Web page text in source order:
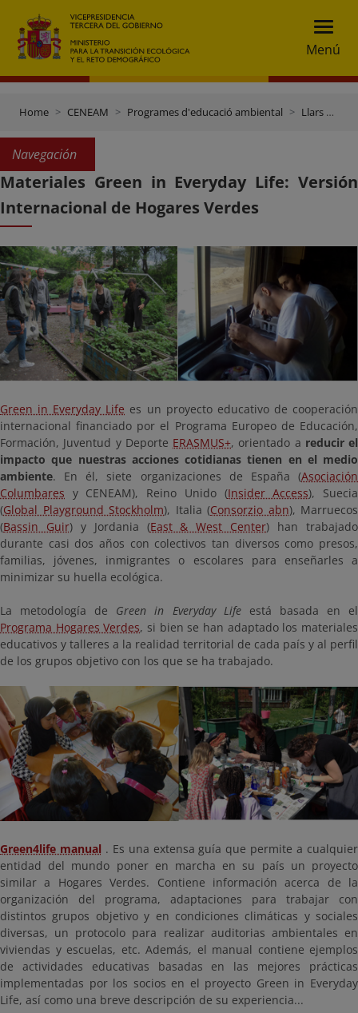
Menú
Home CENEAM Programes d'educació ambiental Llars verdes
Navegación
Materiales Green in Everyday Life: Versión
Internacional de Hogares Verdes
Green in Everyday Life es un proyecto educativo de cooperación
internacional financiado por el Programa Europeo de Educación,
Formación, Juventud y Deporte ERASMUS+, orientado a reducir el
impacto que nuestras acciones cotidianas tienen en el medio
ambiente. En él, siete organizaciones de España (Asociación
Columbares y CENEAM), Reino Unido (Insider Access), Suecia
(Global Playground Stockholm), Italia (Consorzio abn), Marruecos
(Bassin Guir) y Jordania (East & West Center) han trabajado
durante casi dos años con colectivos tan diversos como presos,
familias, jóvenes, inmigrantes o escolares para enseñarles a
minimizar su huella ecológica.
La metodología de Green in Everyday Lifeestá basada en el
Programa Hogares Verdes, si bien se han adaptado los materiales
educativos y talleres a la realidad territorial de cada país y al perfil
de los grupos objetivo con los que se ha trabajado.
Green4life manual . Es una extensa guía que permite a cualquier
entidad del mundo poner en marcha en su país un proyecto
similar a Hogares Verdes. Contiene información acerca de la
organización del programa, adaptaciones para trabajar con
distintos grupos objetivo y en condiciones climáticas y sociales
diversas, un protocolo para realizar auditorias ambientales en
viviendas y escuelas, etc. Además, el manual contiene ejemplos
de actividades educativas basadas en las mejores prácticas
implementadas por los socios en el proyecto Green in Everyday
Life, así como una breve descripción de su experiencia...